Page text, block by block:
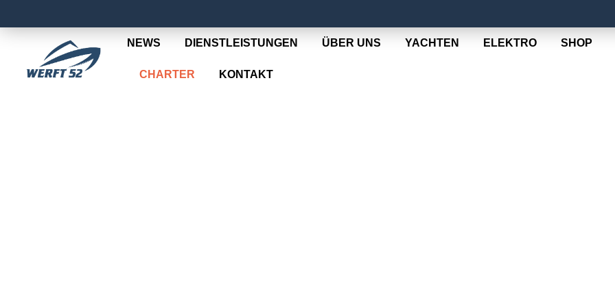
NEWS DIENSTLEISTUNGEN ÜBER UNS YACHTEN ELEKTRO SHOP
CHARTER KONTAKT